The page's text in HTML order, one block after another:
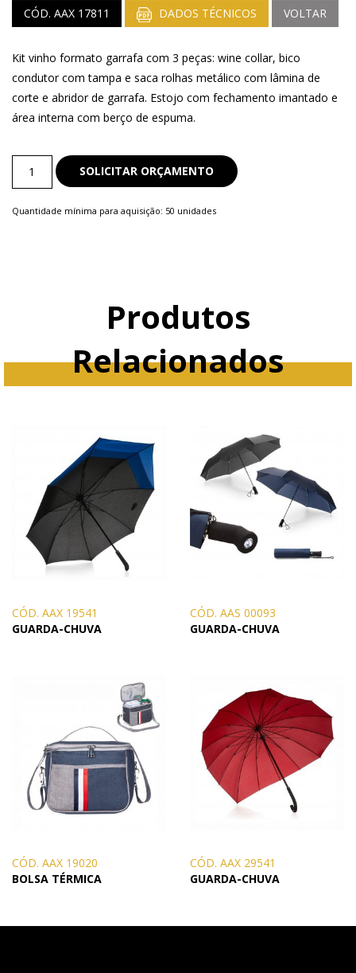
CÓD. AAX 17811 DADOS TÉCNICOS VOLTAR
Kit vinho formato garrafa com 3 peças: wine collar, bico
condutor com tampa e saca rolhas metálico com lâmina de
corte e abridor de garrafa. Estojo com fechamento imantado e
área interna com berço de espuma.
Vinho
SOLICITAR ORÇAMENTO
Quantidade mínima para aquisição: 50 unidades
Produtos
Relacionados
CÓD. AAX 19541
GUARDA-CHUVA
CÓD. AAS 00093
GUARDA-CHUVA
CÓD. AAX 19020
BOLSA TÉRMICA
CÓD. AAX 29541
GUARDA-CHUVA